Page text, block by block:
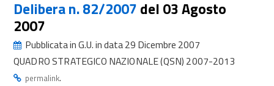
Delibera n. 82/2007 del 03 Agosto
2007
Pubblicata in G.U. in data 29 Dicembre 2007
QUADRO STRATEGICO NAZIONALE (QSN) 2007-2013
permalink.